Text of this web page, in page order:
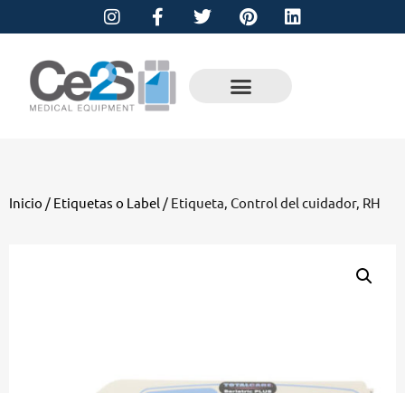
Inicio / Etiquetas o Label / Etiqueta, Control del cuidador, RH